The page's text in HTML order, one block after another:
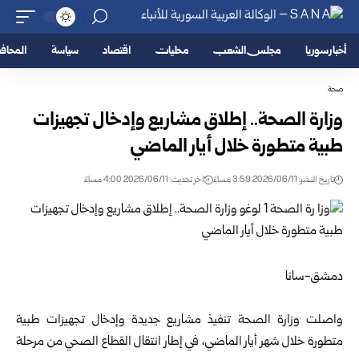
أخبار سوريا مجلس الشعب محليات اقتصاد سياسة
صحة
وزارة الصحة.. إطلاق مشاريع وإدخال تجهيزات
طبية متطورة خلال أيار الماضي
تاريخ النشر: 2026/06/11 3:59 مساءً اخر تحديث: 2026/06/11 4:00 مساءً
دمشق-سانا
واصلت وزارة الصحة تنفيذ مشاريع جديدة وإدخال تجهيزات طبية
متطورة خلال شهر أيار الماضي، في إطار انتقال القطاع الصحي من مرحلة